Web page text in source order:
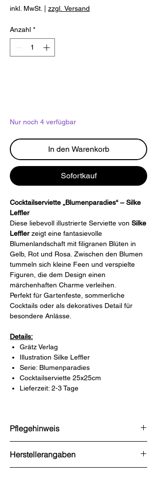
inkl. MwSt. zzgl. Versand
Anzahl *
Nur noch 4 verfügbar
In den Warenkorb
Sofortkauf
Cocktailserviette „Blumenparadies“ – Silke
Leffler
Diese liebevoll illustrierte Serviette von Silke
Lefflerzeigt eine fantasievolle
Blumenlandschaft mit filigranen Blüten in
Gelb, Rot und Rosa. Zwischen den Blumen
tummeln sich kleine Feen und verspielte
Figuren, die dem Design einen
märchenhaften Charme verleihen.
Perfekt für Gartenfeste, sommerliche
Cocktails oder als dekoratives Detail für
besondere Anlässe.
Details:
Grätz Verlag
Illustration Silke Leffler
Serie: Blumenparadies
Cocktailserviette 25x25cm
Lieferzeit: 2-3 Tage
Pflegehinweis
Herstellerangaben